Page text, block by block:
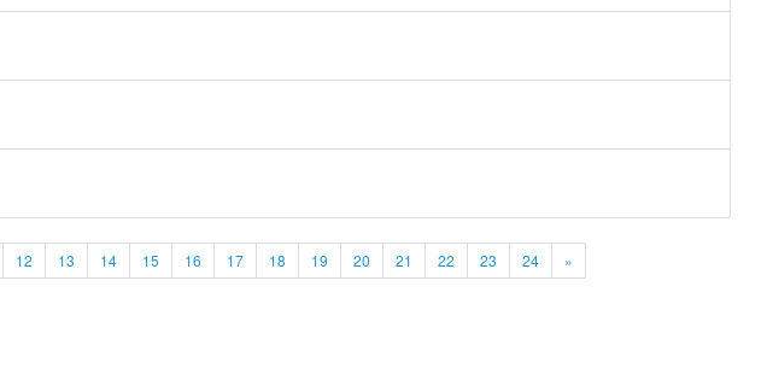
12 13 14 15 16 17 18 19 20 21 22 23 24 »